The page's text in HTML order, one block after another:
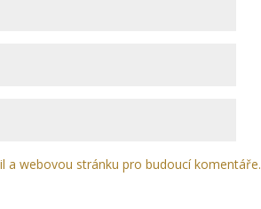
a webovou stránku pro budoucí komentáře.